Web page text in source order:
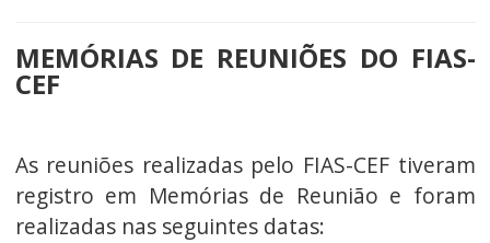
MEMÓRIAS DE REUNIÕES DO FIAS-
CEF
As reuniões realizadas pelo FIAS-CEF tiveram
registro em Memórias de Reunião e foram
realizadas nas seguintes datas: